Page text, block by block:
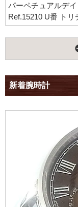
パーペチュアルデイ
Ref.15210 U番 トリ
新着腕時計